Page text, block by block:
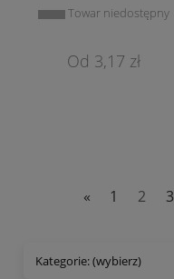
Towar niedostępny
3,17 zł
« 1 2 3
Kategorie: (wybierz)